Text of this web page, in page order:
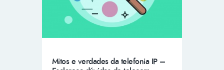
Mitos e verdades da telefonia IP –